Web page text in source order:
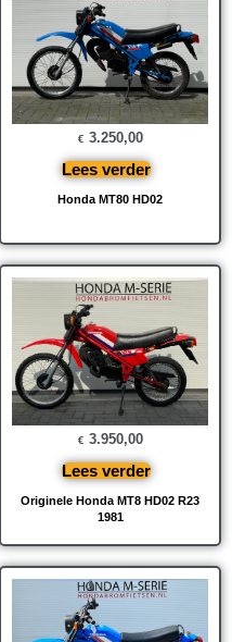
Honda MT80 HD02
€ 3.250,00
Lees verder
Originele Honda MT8 HD02 R23
1981
€ 3.950,00
Lees verder